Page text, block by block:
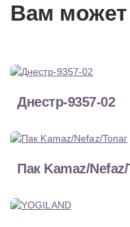
Вам может
Днестр-9357-02
Пак Kamaz/